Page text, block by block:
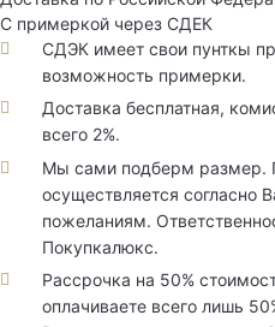
С примеркой через СДЕК
СДЭК имеет свои пунткы
возможность примерки.
Доставка бесплатная,
всего 2%.
Мы сами подберм размер.
осуществляется согласно
пожеланиям.
Покупкалюкс.
Рассрочка на 50%
оплачиваете всего лишь